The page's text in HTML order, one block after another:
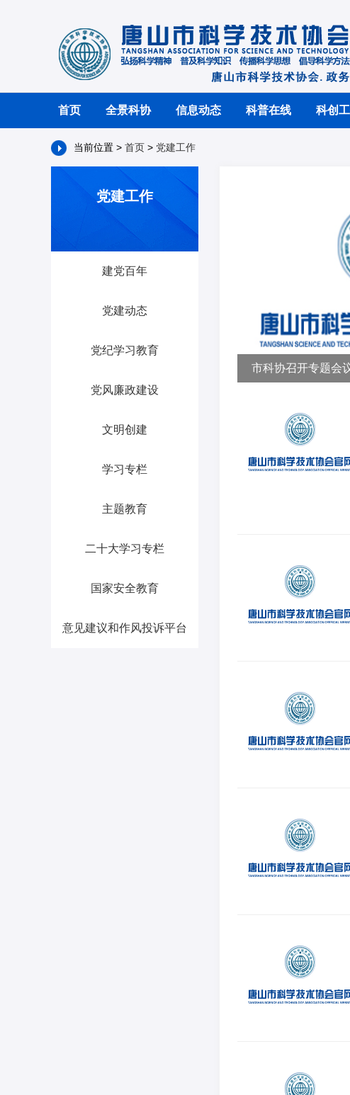
首页 全景科协 信息动态 科普在线 科创
当前位置 > 首页 > 党建工作
党建工作
建党百年
党建动态
党纪学习教育
党风廉政建设
文明创建
学习专栏
主题教育
二十大学习专栏
国家安全教育
意见建议和作风投诉平台
市科协召开专题会